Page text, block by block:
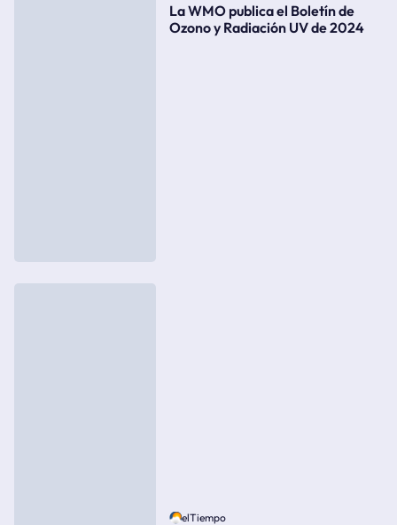
La WMO publica el Boletín de
Ozono y Radiación UV de 2024
elTiempo